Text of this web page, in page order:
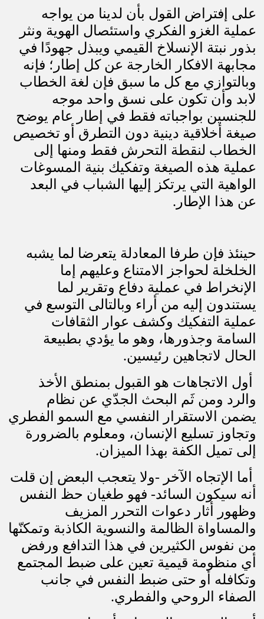
على إفتراض القول بأن لدينا من يواجه
عملية الغزو الفكري واستئصال الهوية ونثر
بذور نبتة الإنسلاخ القيمي ويبذل جهودًا في
مجابهة الافكار الخارجة عن كل إطار؛ فإنه
وبالتوازي مع كل ما سبق فإن لغة الخطاب
لابد وأن تكون على نسق واحد موجه
للجنسين بواجباته فقط في إطار عام يوضح
صيغة أخلاقية دينية دون التطرق أو تخصيص
الخطاب لنقطة التحرش فقط ومنها إلى
عملية هذه الصيغة وتفكيك بنية المسوغات
الواهية التي يرتكز إليها الشباب في البعد
عن هذا الإطار .
حينئذ فإن طرفا المعادلة يتعرضا لما يشبه
الخلخلة لحواجز الامتناع وعليهم إما
الإنخراط في عملية دفاع وتقرير لما
يستندون إليه من أراء وبالتالى التوسع في
عملية التفكيك وكشف عوار الثقافات
السامة وجذورها، وهو ما يؤدي بطبيعة
الحال لاتجاهين رئيسين.
أول الاتجاهات هو القبول بمنطق الأخذ
والرد ومن ثَم البحث الجدّي عن نظام
يضمن الاستقرار النفسي مع السمو الفطري
وتجاوز تسليع الإنسان، ومعلوم بالضرورة
إلى تميل الكفة بهذا الميزان.
أما الإتجاه الآخر -ولا يتعجب البعض إن قلت
أنه سيكون السائد- فهو طغيان حظ النفس
وظهور أثار دعوات التحرر المزيف
والمساواة الظالمة والنسوية الكاذبة وتمكنّها
من نفوس الكثيرين في هذا التدافع ورفض
أي منظومة قيمية تعين على ضبط المجتمع
وتكافله أو حتى ضبط النفس في جانب
الصفاء الروحي والفطري.